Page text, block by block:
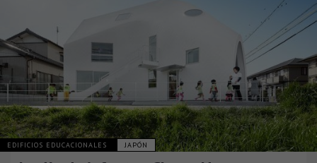
EDIFICIOS EDUCACIONALES JAPÓN